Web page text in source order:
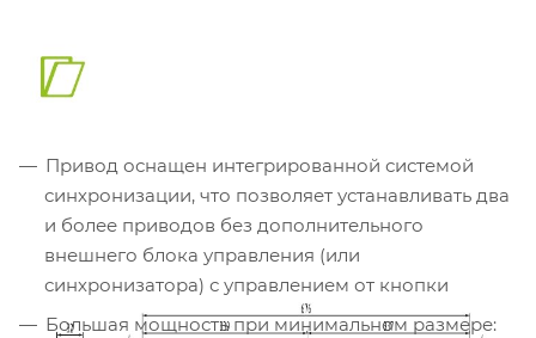
Привод оснащен интегрированной системой
синхронизации, что позволяет устанавливать два
и более приводов без дополнительного
внешнего блока управления (или
синхронизатора) с управлением от кнопки
Большая мощность при минимальном размере: